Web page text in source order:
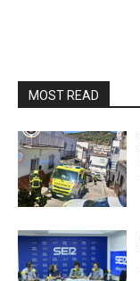
MOST READ